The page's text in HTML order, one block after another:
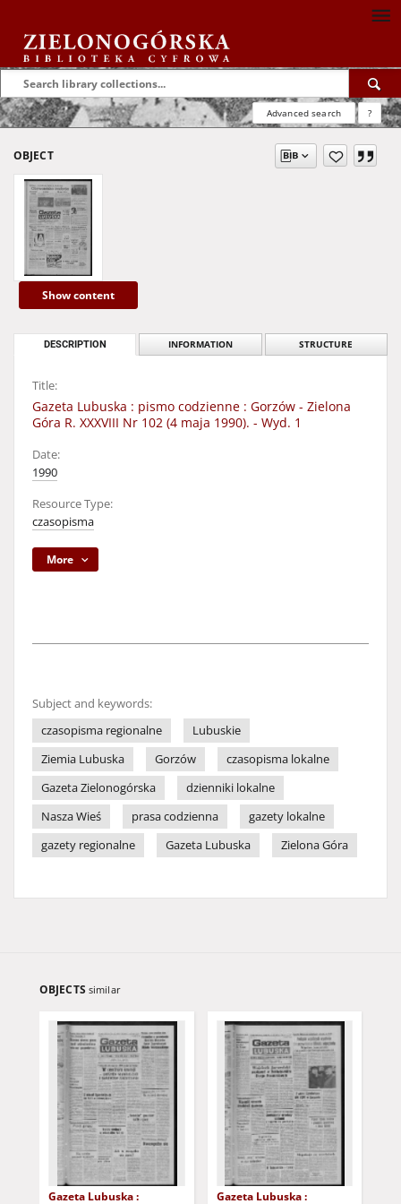
Advanced search ?
OBJECT
Show content
DESCRIPTION INFORMATION STRUCTURE
Title:
Gazeta Lubuska : pismo codzienne : Gorzów - Zielona
Góra R. XXXVIII Nr 102 (4 maja 1990). - Wyd. 1
Date:
1990
Resource Type:
czasopisma
More
Subject and keywords:
czasopisma regionalne
Lubuskie
Ziemia Lubuska
Gorzów
czasopisma lokalne
Gazeta Zielonogórska
dzienniki lokalne
Nasza Wieś
prasa codzienna
gazety lokalne
gazety regionalne
Gazeta Lubuska Zielona Góra
OBJECTS similar
Gazeta Lubuska :
Gazeta Lubuska :